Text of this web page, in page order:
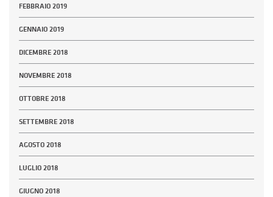
FEBBRAIO 2019
GENNAIO 2019
DICEMBRE 2018
NOVEMBRE 2018
OTTOBRE 2018
SETTEMBRE 2018
AGOSTO 2018
LUGLIO 2018
GIUGNO 2018